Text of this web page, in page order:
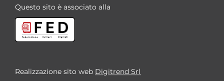
Questo sito è associato alla
Realizzazione sito web Digitrend Srl